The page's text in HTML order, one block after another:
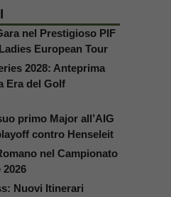
nel Prestigioso PIF
European Tour
2028: Anteprima
Era del Golf
primo Major all’AIG
contro Henseleit
nel Campionato
Nuovi Itinerari